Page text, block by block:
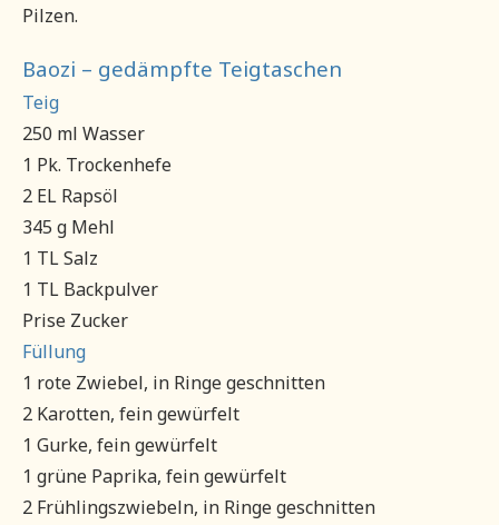
Pilzen.
Baozi – gedämpfte Teigtaschen
Teig
250 ml Wasser
1 Pk. Trockenhefe
2 EL Rapsöl
345 g Mehl
1 TL Salz
1 TL Backpulver
Prise Zucker
Füllung
1 rote Zwiebel, in Ringe geschnitten
2 Karotten, fein gewürfelt
1 Gurke, fein gewürfelt
1 grüne Paprika, fein gewürfelt
2 Frühlingszwiebeln, in Ringe geschnitten